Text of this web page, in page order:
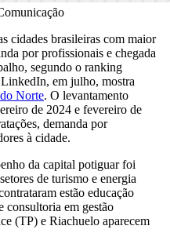
cidades brasileiras com maior
por profissionais e chegada
segundo o ranking
em julho, mostra
Norte. O levantamento
de 2024 e fevereiro de
demanda por
à cidade.
da capital potiguar foi
de turismo e energia
estão educação
consultoria em gestão
(TP) e Riachuelo aparecem